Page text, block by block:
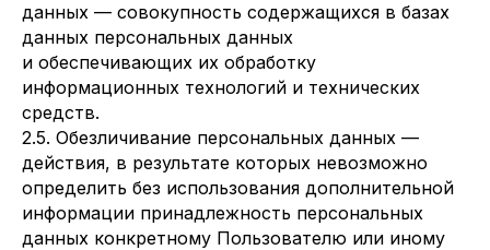
данных — совокупность содержащихся в базах
данных персональных данных
и обеспечивающих их обработку
информационных технологий и технических
средств.
2.5. Обезличивание персональных данных —
действия, в результате которых невозможно
определить без использования дополнительной
информации принадлежность персональных
данных конкретному Пользователю или иному